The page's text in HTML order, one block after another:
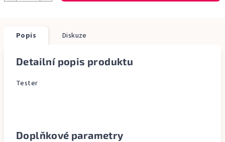
Popis Diskuze
Detailní popis produktu
Tester
Doplňkové parametry